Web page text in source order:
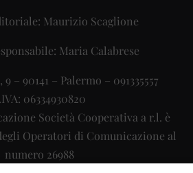
Maurizio Scaglione
Maria Calabrese
– 90141 – Palermo – 091335557
06334930820
Società Cooperativa a r.l. è
Operatori di Comunicazione al
numero 26988